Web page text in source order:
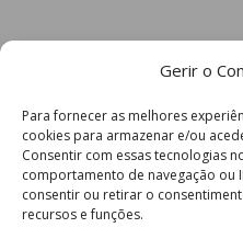
Gerir o
Para fornecer as melhores
cookies para armazenar e/ou
Consentir com essas tecnologias
comportamento de navegação ou
consentir ou retirar o
recursos e funções.